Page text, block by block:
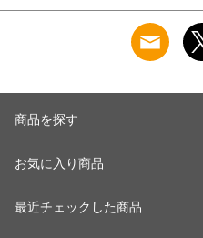
商品を探す
お気に入り商品
最近チェックした商品